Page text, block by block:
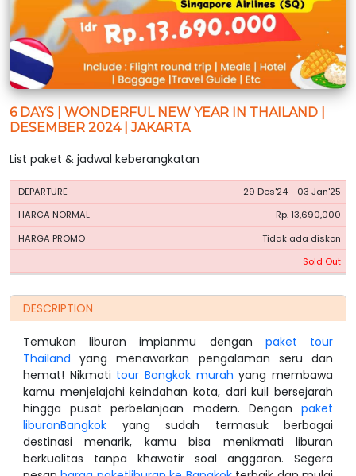
6 DAYS | WONDERFUL NEW YEAR IN THAILAND |
DESEMBER 2024 | JAKARTA
List paket & jadwal keberangkatan
PERIODE
HARGA
29 Des'24 - 03 Jan'25
Rp. 13,690,000
Tidak ada diskon
Sold Out
DESCRIPTION
Temukan liburan impianmu dengan paket tour
Thailand yang menawarkan pengalaman seru dan
hemat! Nikmati tour Bangkok murah yang membawa
kamu menjelajahi keindahan kota, dari kuil bersejarah
hingga pusat perbelanjaan modern. Dengan paket
liburanBangkok yang sudah termasuk berbagai
destinasi menarik, kamu bisa menikmati liburan
berkualitas tanpa khawatir soal anggaran. Segera